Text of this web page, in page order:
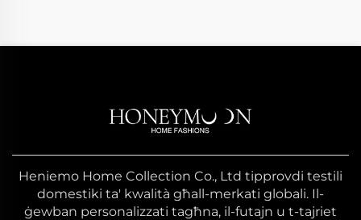
Heniemo Home Collection Co., Ltd tipprovdi testili
domestiki ta' kwalità għall-merkati globali. Il-
ġewban personalizzati tagħna, il-futajn u t-tajriet